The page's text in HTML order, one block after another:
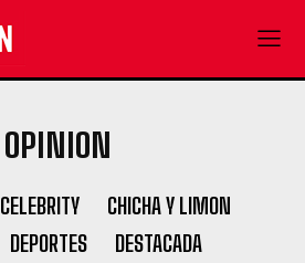
OPINION
CELEBRITY
CHICHA Y LIMON
DEPORTES DESTACADA